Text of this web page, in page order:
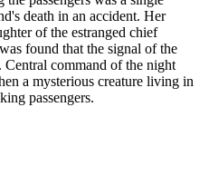
death in an accident. Her
of the estranged chief
found that the signal of the
Central command of the night
a mysterious creature living in
passengers.